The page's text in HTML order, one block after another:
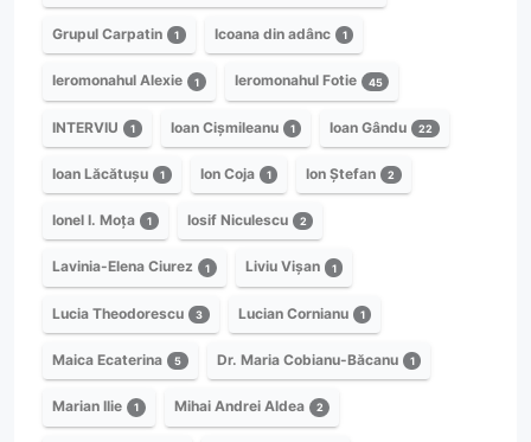
Grupul Carpatin 1 Icoana din adânc 1
Ieromonahul Alexie 1 Ieromonahul Fotie 45
INTERVIU 1 Ioan Cișmileanu 1 Ioan Gându 22
Ioan Lăcătușu 1 Ion Coja 1 Ion Ștefan 2
Ionel I. Moța 1 Iosif Niculescu 2
Lavinia-Elena Ciurez 1 Liviu Vișan 1
Lucia Theodorescu 3 Lucian Cornianu 1
Maica Ecaterina 5 Dr. Maria Cobianu-Băcanu 1
Marian Ilie 1 Mihai Andrei Aldea 2